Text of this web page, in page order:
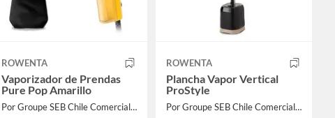
ROWENTA
Vaporizador de Prendas
Pure Pop Amarillo
Por Groupe SEB Chile Comercial Limitada
ROWENTA
Plancha Vapor Vertical
ProStyle
Por Groupe SEB Chile Comercial Limitada